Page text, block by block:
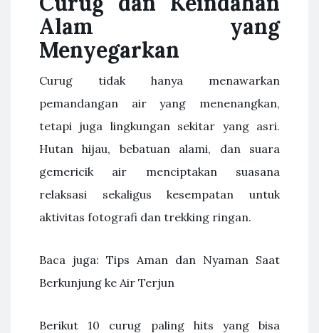
Alam yang
Menyegarkan
Curug tidak hanya menawarkan
pemandangan air yang menenangkan,
tetapi juga lingkungan sekitar yang asri.
Hutan hijau, bebatuan alami, dan suara
gemericik air menciptakan suasana
relaksasi sekaligus kesempatan untuk
aktivitas fotografi dan trekking ringan.
Baca juga: Tips Aman dan Nyaman Saat
Berkunjung ke Air Terjun
Berikut 10 curug paling hits yang bisa